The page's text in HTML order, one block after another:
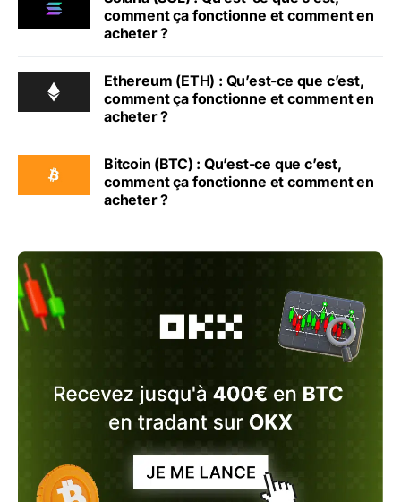
comment ça fonctionne et comment en
acheter ?
Ethereum (ETH) : Qu’est-ce que c’est,
comment ça fonctionne et comment en
acheter ?
Bitcoin (BTC) : Qu’est-ce que c’est,
comment ça fonctionne et comment en
acheter ?